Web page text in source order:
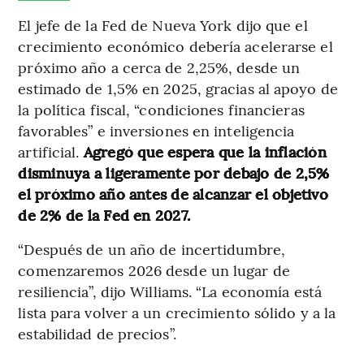
El jefe de la Fed de Nueva York dijo que el
crecimiento económico debería acelerarse el
próximo año a cerca de 2,25%, desde un
estimado de 1,5% en 2025, gracias al apoyo de
la política fiscal, “condiciones financieras
favorables” e inversiones en inteligencia
artificial.Agregó que espera que la inflación
disminuya a ligeramente por debajo de 2,5%
el próximo año antes de alcanzar el objetivo
de 2% de la Fed en 2027.
“Después de un año de incertidumbre,
comenzaremos 2026 desde un lugar de
resiliencia”, dijo Williams. “La economía está
lista para volver a un crecimiento sólido y a la
estabilidad de precios”.